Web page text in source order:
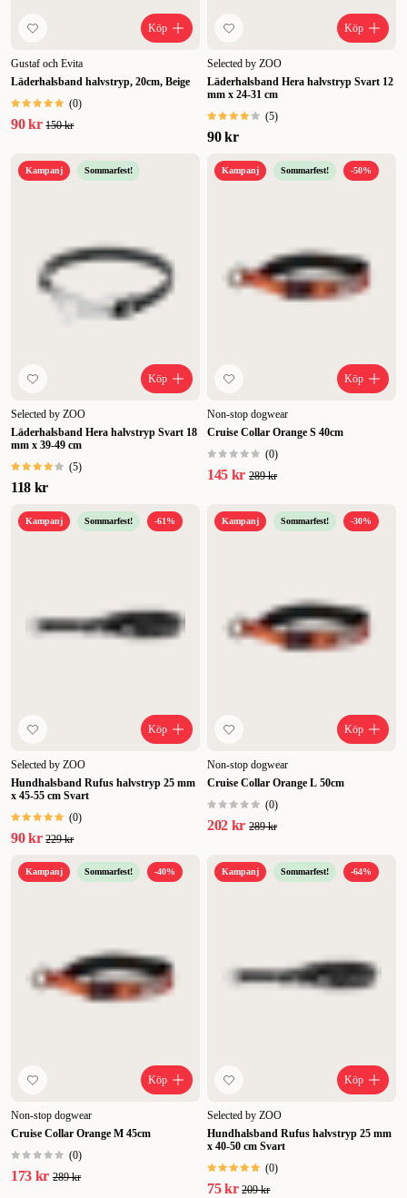
Köp
Gustaf och Evita
Läderhalsband halvstryp, 20cm, Beige
(0)
90 kr 150 kr
Köp
Selected by ZOO
Läderhalsband Hera halvstryp Svart 12
mm x 24-31 cm
(5)
90 kr
Kampanj Sommarfest!
Köp
Selected by ZOO
Läderhalsband Hera halvstryp Svart 18
mm x 39-49 cm
(5)
118 kr
Kampanj Sommarfest! -50%
Köp
Non-stop dogwear
Cruise Collar Orange S 40cm
(0)
145 kr 289 kr
Kampanj Sommarfest! -61%
Köp
Selected by ZOO
Hundhalsband Rufus halvstryp 25 mm
x 45-55 cm Svart
(0)
90 kr 229 kr
Kampanj Sommarfest! -30%
Köp
Non-stop dogwear
Cruise Collar Orange L 50cm
(0)
202 kr 289 kr
Kampanj Sommarfest! -40%
Köp
Non-stop dogwear
Cruise Collar Orange M 45cm
(0)
173 kr 289 kr
Kampanj Sommarfest! -64%
Köp
Selected by ZOO
Hundhalsband Rufus halvstryp 25 mm
x 40-50 cm Svart
(0)
75 kr 209 kr